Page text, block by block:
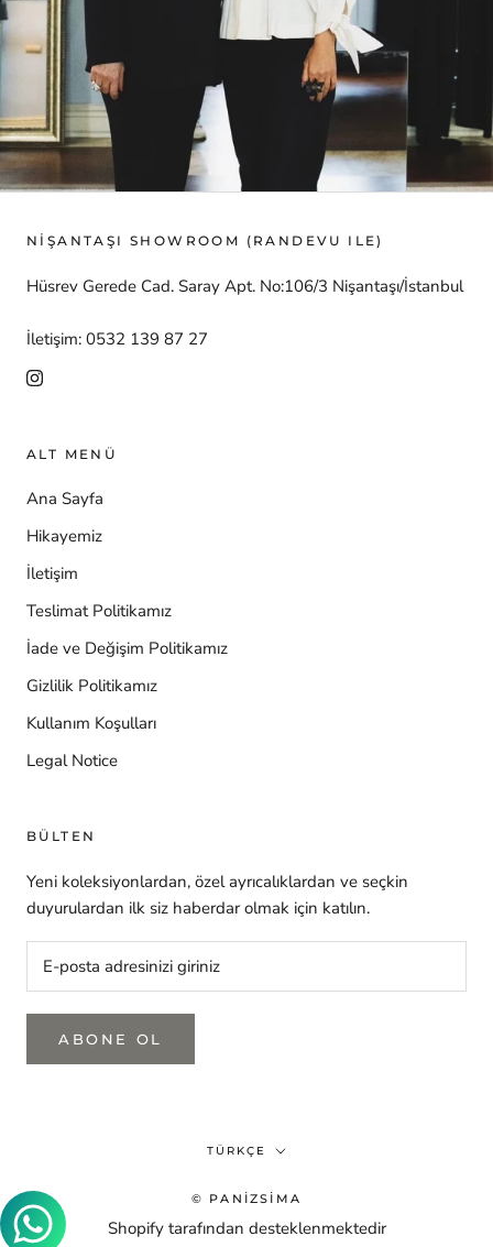
NİŞANTAŞI SHOWROOM (RANDEVU ILE)
Hüsrev Gerede Cad. Saray Apt. No:106/3 Nişantaşı/İstanbul
İletişim: 0532 139 87 27
ALT MENÜ
Ana Sayfa
Hikayemiz
İletişim
Teslimat Politikamız
İade ve Değişim Politikamız
Gizlilik Politikamız
Kullanım Koşulları
Legal Notice
BÜLTEN
Yeni koleksiyonlardan, özel ayrıcalıklardan ve seçkin
duyurulardan ilk siz haberdar olmak için katılın.
ABONE OL
Dil
TÜRKÇE
© PANIZSIMA
Shopify tarafından desteklenmektedir